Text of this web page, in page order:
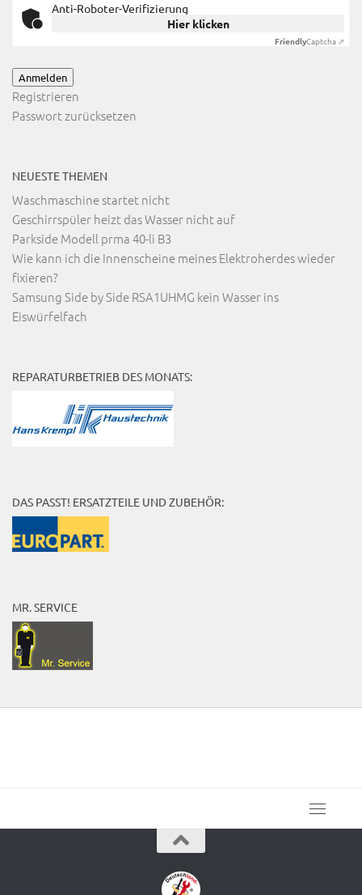
Anti-Roboter-Verifizierung
Hier klicken
FriendlyCaptcha ⇗
Anmelden
Registrieren
Passwort zurücksetzen
NEUESTE THEMEN
Waschmaschine startet nicht
Geschirrspüler heizt das Wasser nicht auf
Parkside Modell prma 40-li B3
Wie kann ich die Innenscheine meines Elektroherdes wieder
fixieren?
Samsung Side by Side RSA1UHMG kein Wasser ins
Eiswürfelfach
REPARATURBETRIEB DES MONATS:
DAS PASST! ERSATZTEILE UND ZUBEHÖR:
MR. SERVICE